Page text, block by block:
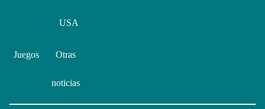
USA
Juegos Otras
noticias